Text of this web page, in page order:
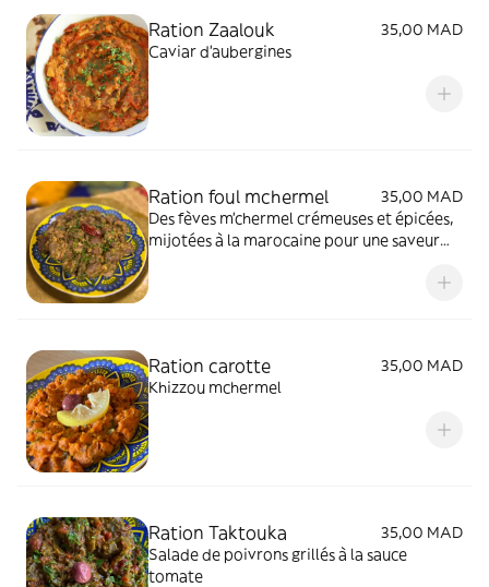
Ration Zaalouk
35,00 MAD
Caviar d'aubergines
Ration foul mchermel
35,00 MAD
Des fèves m’chermel crémeuses et épicées,
mijotées à la marocaine pour une saveur
Ration carotte
35,00 MAD
Khizzou mchermel
Ration Taktouka
35,00 MAD
Salade de poivrons grillés à la sauce
tomate